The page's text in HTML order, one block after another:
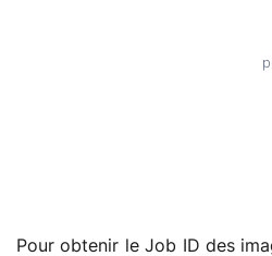
Pour obtenir le Job ID des